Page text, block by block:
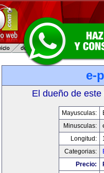
e-
El dueño de
Mayusculas:
Minusculas:
Longitud:
Categorias:
Precio: